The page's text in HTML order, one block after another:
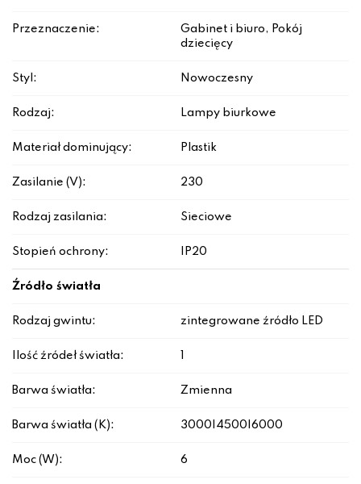
Przeznaczenie:
Gabinet i biuro, Pokój
dziecięcy
Styl: Nowoczesny
Rodzaj: Lampy biurkowe
Materiał dominujący: Plastik
Zasilanie (V): 230
Rodzaj zasilania: Sieciowe
Stopień ochrony: IP20
Źródło światła
Rodzaj gwintu: zintegrowane źródło LED
Ilość źródeł światła:
Barwa światła: Zmienna
Barwa światła (K): 3000|4500|6000
Moc (W): 6